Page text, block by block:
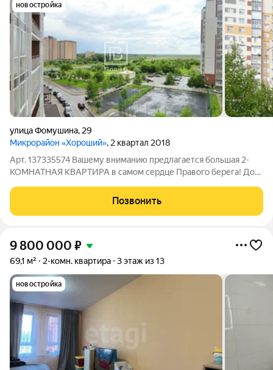
новостройка
улица Фомушина, 29
Микрорайон «Хороший», 2 квартал 2018
Арт. 137335574 Вашему вниманию предлагается большая 2-
КОМНАТНАЯ КВАРТИРА в самом сердце Правого берега! Дом
угловая. Улучшенная свободная планировка. Евротрешка. С
большой кухней. Вы можете
Позвонить
9 800 000 ₽
69,1 м² 2-комн. квартира 3 этаж из 13
новостройка